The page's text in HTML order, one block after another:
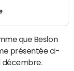
que Beslon
présentée ci-
décembre.